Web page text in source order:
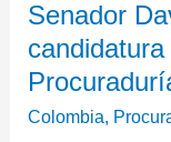
Senador
Colombia,
David
Name
respalda
la